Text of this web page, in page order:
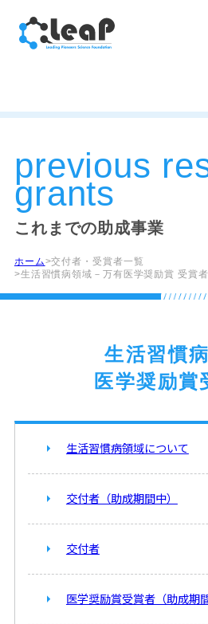
previous
grants
これまでの助成事業
ホーム
交付者・受賞者一覧
生活習慣病領域－万有医学奨励賞 受賞
生活習慣
医学奨励賞
生活習慣病領域について
交付者（助成期間中）
交付者
医学奨励賞受賞者（助成期間